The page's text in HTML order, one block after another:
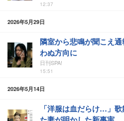
12:37
2026年5月29日
隣室から悲鳴が聞こえ
わぬ方向に
日刊SPA!
15:51
2026年5月14日
「洋服は血だらけ…」